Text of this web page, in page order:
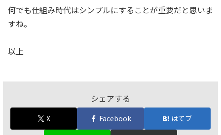
何でも仕組み時代はシンプルにすることが重要だと思いま
すね。
以上
シェアする
X Facebook はてブ